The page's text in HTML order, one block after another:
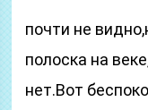
почти не
полоска на
нет.Вот